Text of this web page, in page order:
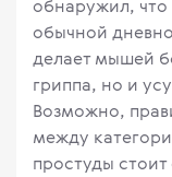
обнаружил,
обычной
делает мышей
гриппа, но и
Возможно,
между
простуды